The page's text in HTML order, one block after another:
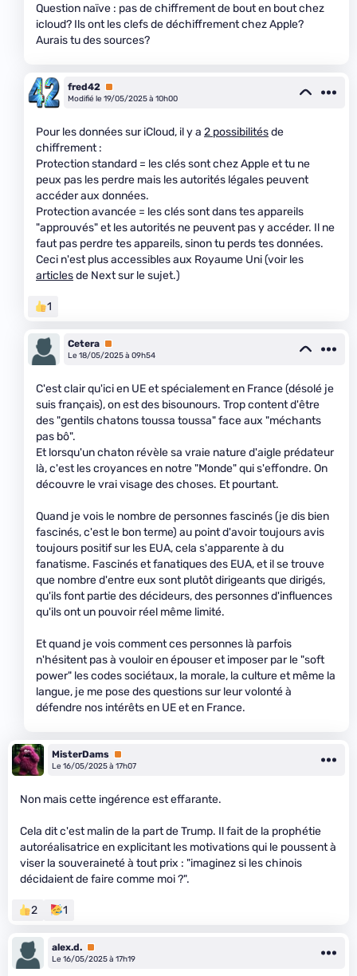
Question naïve : pas de chiffrement de bout en bout chez
icloud? Ils ont les clefs de déchiffrement chez Apple?
Aurais tu des sources?
fred42 Premium
Modifié le 19/05/2025 à 10h00
Pour les données sur iCloud, il y a 2 possibilitésde
chiffrement :
Protection standard = les clés sont chez Apple et tu ne
peux pas les perdre mais les autorités légales peuvent
accéder aux données.
Protection avancée = les clés sont dans tes appareils
"approuvés" et les autorités ne peuvent pas y accéder. Il ne
faut pas perdre tes appareils, sinon tu perds tes données.
Ceci n'est plus accessibles aux Royaume Uni (voir les
articlesde Next sur le sujet.)
1
Cetera Premium
Le 18/05/2025 à 09h54
C'est clair qu'ici en UE et spécialement en France (désolé je
suis français), on est des bisounours. Trop content d'être
des "gentils chatons toussa toussa" face aux "méchants
pas bô".
Et lorsqu'un chaton révèle sa vraie nature d'aigle prédateur
là, c'est les croyances en notre "Monde" qui s'effondre. On
découvre le vrai visage des choses. Et pourtant.
Quand je vois le nombre de personnes fascinés (je dis bien
fascinés, c'est le bon terme) au point d'avoir toujours avis
toujours positif sur les EUA, cela s'apparente à du
fanatisme. Fascinés et fanatiques des EUA, et il se trouve
que nombre d'entre eux sont plutôt dirigeants que dirigés,
qu'ils font partie des décideurs, des personnes d'influences
qu'ils ont un pouvoir réel même limité.
Et quand je vois comment ces personnes là parfois
n'hésitent pas à vouloir en épouser et imposer par le "soft
power" les codes sociétaux, la morale, la culture et même la
langue, je me pose des questions sur leur volonté à
défendre nos intérêts en UE et en France.
MisterDams Premium
Le 16/05/2025 à 17h07
Non mais cette ingérence est effarante.
Cela dit c'est malin de la part de Trump. Il fait de la prophétie
autoréalisatrice en explicitant les motivations qui le poussent à
viser la souveraineté à tout prix : "imaginez si les chinois
décidaient de faire comme moi ?".
2 1
alex.d. Premium
Le 16/05/2025 à 17h19